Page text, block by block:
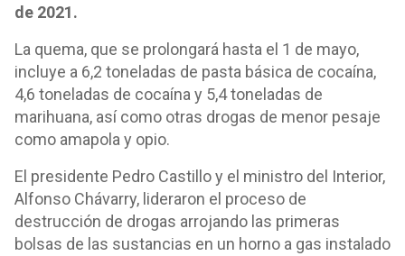
de 2021.
La quema, que se prolongará hasta el 1 de mayo,
incluye a 6,2 toneladas de pasta básica de cocaína,
4,6 toneladas de cocaína y 5,4 toneladas de
marihuana, así como otras drogas de menor pesaje
como amapola y opio.
El presidente Pedro Castillo y el ministro del Interior,
Alfonso Chávarry, lideraron el proceso de
destrucción de drogas arrojando las primeras
bolsas de las sustancias en un horno a gas instalado